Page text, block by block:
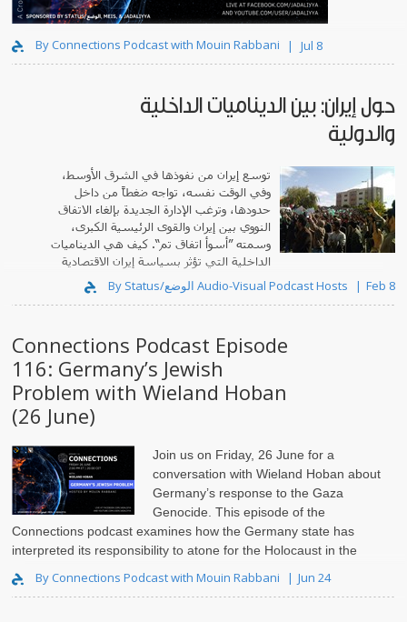
By Connections Podcast with Mouin Rabbani Jul 8
حول إيران: بين الديناميات الداخلية
والدولية
توسع إيران من نفوذها في الشرق الأوسط،
وفي الوقت نفسه، تواجه ضغطاً من داخل
حدودها، وترغب الإدارة الجديدة بإلغاء الاتفاق
النووي بين إيران والقوى الرئيسية الكبرى،
وسمته ”أسوأ اتفاق تم“. كيف هي الديناميات
الداخلية التي تؤثر بسياسة إيران الاقتصادية
وموقفها إزاء المنطقة؟
By Status/الوضع Audio-Visual Podcast Hosts Feb 8
Connections Podcast Episode
116: Germany’s Jewish
Problem with Wieland Hoban
(26 June)
Join us on Friday, 26 June for a
conversation with Wieland Hoban about
Germany’s response to the Gaza
Genocide. This episode of the
Connections podcast examines how the Germany state has
interpreted its responsibility to atone for the Holocaust in the
By Connections Podcast with Mouin Rabbani Jun 24